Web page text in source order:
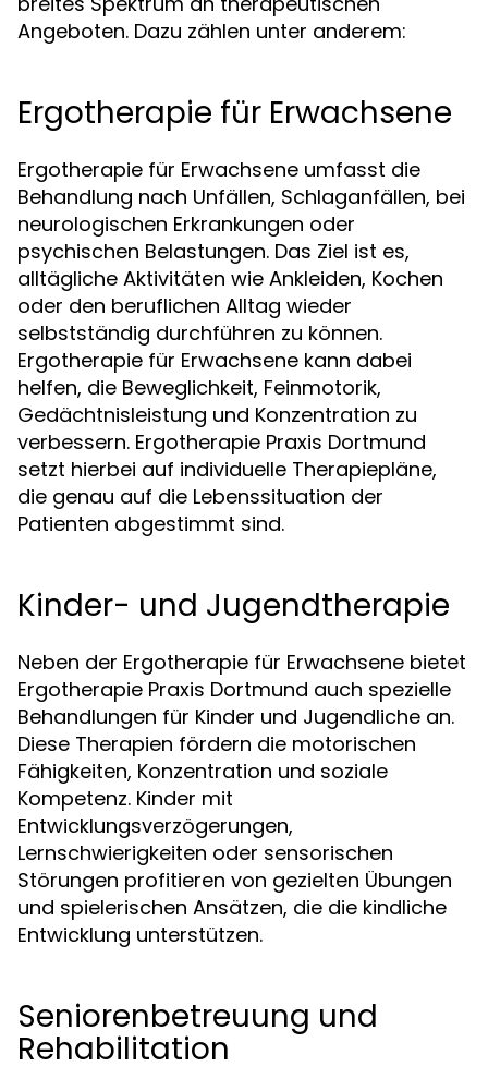
Angeboten. Dazu zählen unter anderem:
Ergotherapie für Erwachsene
Ergotherapie für Erwachsene umfasst die
Behandlung nach Unfällen, Schlaganfällen, bei
neurologischen Erkrankungen oder
psychischen Belastungen. Das Ziel ist es,
alltägliche Aktivitäten wie Ankleiden, Kochen
oder den beruflichen Alltag wieder
selbstständig durchführen zu können.
Ergotherapie für Erwachsene kann dabei
helfen, die Beweglichkeit, Feinmotorik,
Gedächtnisleistung und Konzentration zu
verbessern. Ergotherapie Praxis Dortmund
setzt hierbei auf individuelle Therapiepläne,
die genau auf die Lebenssituation der
Patienten abgestimmt sind.
Kinder- und Jugendtherapie
Neben der Ergotherapie für Erwachsene bietet
Ergotherapie Praxis Dortmund auch spezielle
Behandlungen für Kinder und Jugendliche an.
Diese Therapien fördern die motorischen
Fähigkeiten, Konzentration und soziale
Kompetenz. Kinder mit
Entwicklungsverzögerungen,
Lernschwierigkeiten oder sensorischen
Störungen profitieren von gezielten Übungen
und spielerischen Ansätzen, die die kindliche
Entwicklung unterstützen.
Seniorenbetreuung und
Rehabilitation